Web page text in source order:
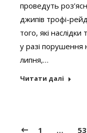
проведуть
джипів трофі-
того, які наслідки
у разі порушення
липня,…
Читати далі
1 … 53